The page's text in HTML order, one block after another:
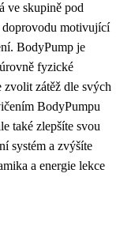
ve skupině pod
doprovodu motivující
BodyPump je
fyzické
zvolit zátěž dle svých
BodyPumpu
také zlepšíte svou
systém a zvýšíte
a energie lekce